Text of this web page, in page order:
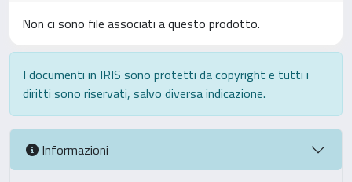
Non ci sono file associati a questo prodotto.
I documenti in IRIS sono protetti da copyright e tutti i
diritti sono riservati, salvo diversa indicazione.
Informazioni